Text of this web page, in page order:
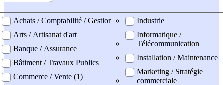
professionel
Achats / Comptabilité / Gestion
Arts / Artisanat d'art
Banque / Assurance
Bâtiment / Travaux Publics
Commerce / Vente (1)
Industrie
Informatique /
Télécommunication
Installation / Maintenance
Marketing / Stratégie
commerciale